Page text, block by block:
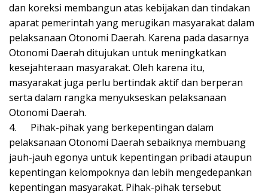
dan koreksi membangun atas kebijakan dan tindakan
aparat pemerintah yang merugikan masyarakat dalam
pelaksanaan Otonomi Daerah. Karena pada dasarnya
Otonomi Daerah ditujukan untuk meningkatkan
kesejahteraan masyarakat. Oleh karena itu,
masyarakat juga perlu bertindak aktif dan berperan
serta dalam rangka menyukseskan pelaksanaan
Otonomi Daerah.
4.
Pihak-pihak yang berkepentingan dalam
pelaksanaan Otonomi Daerah sebaiknya membuang
jauh-jauh egonya untuk kepentingan pribadi ataupun
kepentingan kelompoknya dan lebih mengedepankan
kepentingan masyarakat. Pihak-pihak tersebut